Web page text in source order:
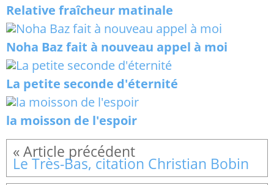
Relative fraîcheur matinale
Noha Baz fait à nouveau appel à moi
La petite seconde d'éternité
la moisson de l'espoir
Le Très-Bas, citation Christian Bobin